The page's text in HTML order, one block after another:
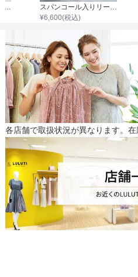
¥6,600(税込)
各店舗で取扱状況が異なります。